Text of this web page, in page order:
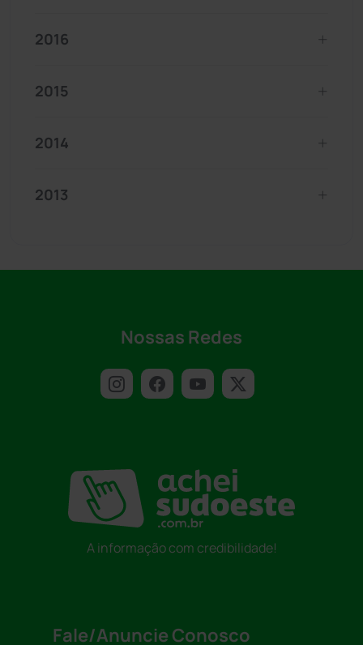
2016
2015
2014
2013
Nossas Redes
A informação com credibilidade!
Fale/Anuncie Conosco